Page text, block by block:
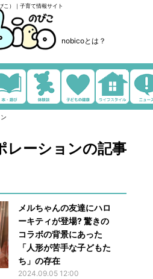
こ）｜子育て情報サイト
nobicoとは？
レーションの記事
メルちゃんの友達にハロ
ーキティが登場? 驚きの
コラボの背景にあった
「人形が苦手な子どもた
ち」の存在
2024.09.05 12:00